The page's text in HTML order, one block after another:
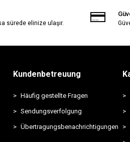
sürede elinize ulaşır.
Kundenbetreuung
Häufig gestellte Fragen
Sendungsverfolgung
Übertragungsbenachrichtigungen